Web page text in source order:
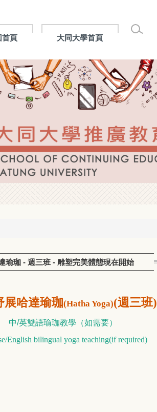
首頁 大同大學首頁
瑜珈 - 週三班 - 雕塑完美體態現在開始
展哈達瑜珈(Hatha Yoga)(週三班)
中/英雙語瑜珈教學（如需要）
English bilingual yoga teaching(if required)